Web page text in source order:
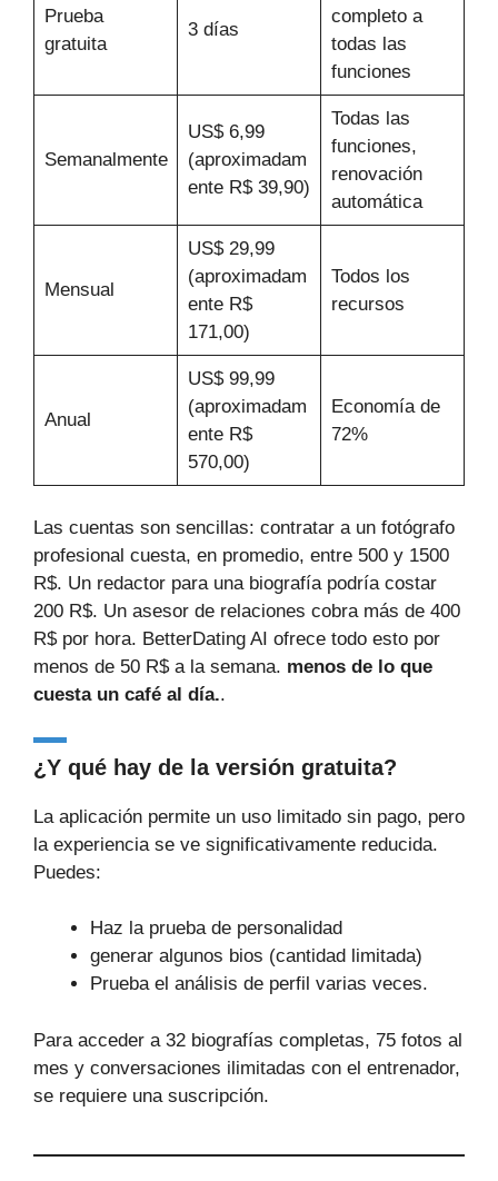
Prueba
gratuita
3 días
completo a
todas las
funciones
Semanalmente
US$ 6,99
(aproximadam
ente R$ 39,90)
Todas las
funciones,
renovación
automática
Mensual
US$ 29,99
(aproximadam
ente R$
171,00)
Todos los
recursos
Anual
US$ 99,99
(aproximadam
ente R$
570,00)
Economía de
72%
Las cuentas son sencillas: contratar a un fotógrafo
profesional cuesta, en promedio, entre 500 y 1500
R$. Un redactor para una biografía podría costar
200 R$. Un asesor de relaciones cobra más de 400
R$ por hora. BetterDating AI ofrece todo esto por
menos de 50 R$ a la semana. menos de lo que
cuesta un café al día..
¿Y qué hay de la versión gratuita?
La aplicación permite un uso limitado sin pago, pero
la experiencia se ve significativamente reducida.
Puedes:
Haz la prueba de personalidad
generar algunos bios (cantidad limitada)
Prueba el análisis de perfil varias veces.
Para acceder a 32 biografías completas, 75 fotos al
mes y conversaciones ilimitadas con el entrenador,
se requiere una suscripción.